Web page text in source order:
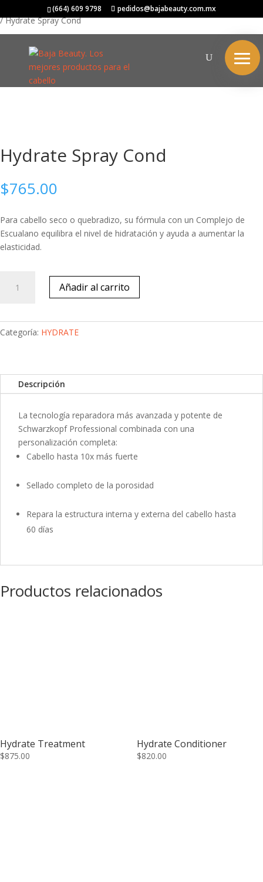
(664) 609 9798 pedidos@bajabeauty.com.mx
SCHWARZKOPF/BC BONACURE/FIBRE CLINIX/
/ Hydrate Spray Cond
Hydrate Spray Cond
$765.00
Para cabello seco o quebradizo, su fórmula con un Complejo de
Escualano equilibra el nivel de hidratación y ayuda a aumentar la
elasticidad.
Spray
Añadir al carrito
Categoría: HYDRATE
Descripción
La tecnología reparadora más avanzada y potente de
Schwarzkopf Professional combinada con una
personalización completa:
Cabello hasta 10x más fuerte
Sellado completo de la porosidad
Repara la estructura interna y externa del cabello hasta
60 días
Productos relacionados
Hydrate Treatment
$875.00
Hydrate Conditioner
$820.00